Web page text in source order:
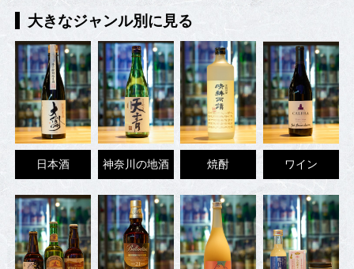
大きなジャンル別に見る
日本酒 神奈川の地酒 焼酎 ワイン